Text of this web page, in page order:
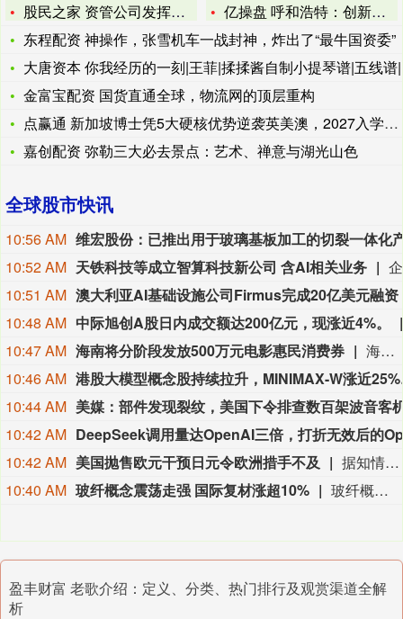
股民之家 资管公司发挥独特功能服务绿色发展
亿操盘 呼和浩特：创新引领全链跃迁 驱动乳业未来革命
东程配资 神操作，张雪机车一战封神，炸出了“最牛国资委”
大唐资本 你我经历的一刻|王菲|揉揉酱自制小提琴谱|五线谱|
金富宝配资 国货直通全球，物流网的顶层重构
点赢通 新加坡博士凭5大硬核优势逆袭英美澳，2027入学提前
嘉创配资 弥勒三大必去景点：艺术、禅意与湖光山色
全球股市快讯
10:56 AM
10:52 AM 天铁科技等成立智算科技新公司 含AI相关业务
10:51 AM
10:48 AM 中际旭创A股日内成交额达200亿元，现涨近4%。
10:47 AM 海南将分阶段发放500万元电影惠民消费券
海南“跟着电影去旅游”电影惠民促消费活动在今天正式启动。即日起，海南将分阶段发放500万元电影惠民消费券，覆盖上百家影院，市民和游客均可领取。本次电影消费券分两个阶段推进：第一阶段从8月7日至10月7日，覆盖暑期和国庆黄金周；第二阶段从11月1日至12月31日，覆盖第八届海南岛国际电影节展映活动。
10:46 AM
港股大
10:44 AM
10:42 AM
10:42 AM 美国抛售欧元干预日元令欧洲措手不及
据知情人士称，美国上周出人意料地对欧洲央行进行了历史性的货币干预，以帮助日本，直到抛售欧元买入日元后才通知法兰克福的同行。知情人士透露，一些欧洲央行高级官员认为，美国使用欧元而不是美元，是对西方货币当局之间长期合作惯例的史无前例的违反。此次操作旨在帮助日本支撑日元汇率，此前日元汇率跌至40年来的最低点。上周，东京方面通过抛售美元买入日元进入外汇市场。美国抛售欧元而不是抛售美元来帮助日本，这进一步表明华盛顿不希望看到干预导致美国国债遭到抛售，从而推高美国国债收益率。
10:40 AM 玻纤概念震荡走强 国际复材涨超10% 玻纤概念震荡走强，国际复材涨超10%，中国巨石、宏和科技、山东玻纤、中材科技跟涨。
盈丰财富 老歌介绍：定义、分类、热门排行及观赏渠道全解
析